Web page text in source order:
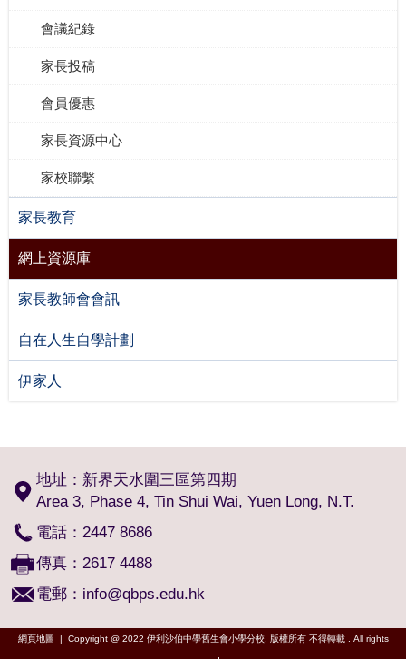
會議紀錄
家長投稿
會員優惠
家長資源中心
家校聯繫
家長教育
網上資源庫
家長教師會會訊
自在人生自學計劃
伊家人
地址：新界天水圍三區第四期
Area 3, Phase 4, Tin Shui Wai, Yuen Long, N.T.
電話：2447 8686
傳真：2617 4488
電郵： info@qbps.edu.hk
網頁地圖 | Copyright @ 2022 伊利沙伯中學舊生會小學分校. 版權所有 不得轉載 . All rights